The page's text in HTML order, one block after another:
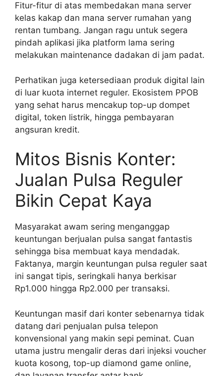
Fitur-fitur di atas membedakan mana server
kelas kakap dan mana server rumahan yang
rentan tumbang. Jangan ragu untuk segera
pindah aplikasi jika platform lama sering
melakukan maintenance dadakan di jam padat.
Perhatikan juga ketersediaan produk digital lain
di luar kuota internet reguler. Ekosistem PPOB
yang sehat harus mencakup top-up dompet
digital, token listrik, hingga pembayaran
angsuran kredit.
Mitos Bisnis Konter:
Jualan Pulsa Reguler
Bikin Cepat Kaya
Masyarakat awam sering menganggap
keuntungan berjualan pulsa sangat fantastis
sehingga bisa membuat kaya mendadak.
Faktanya, margin keuntungan pulsa reguler saat
ini sangat tipis, seringkali hanya berkisar
Rp1.000 hingga Rp2.000 per transaksi.
Keuntungan masif dari konter sebenarnya tidak
datang dari penjualan pulsa telepon
konvensional yang makin sepi peminat. Cuan
utama justru mengalir deras dari injeksi voucher
kuota kosong, top-up diamond game online,